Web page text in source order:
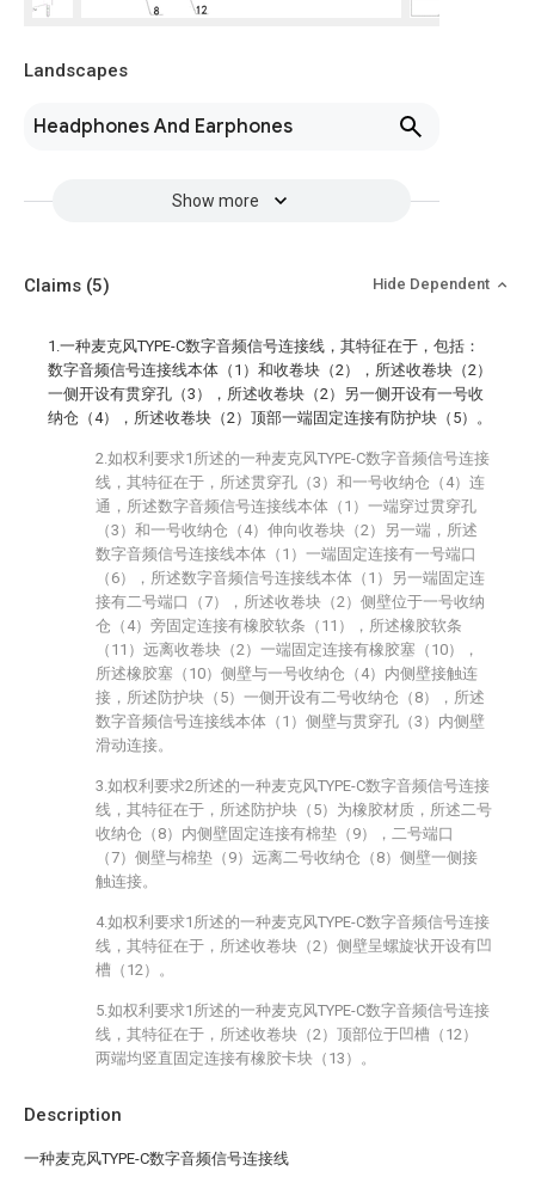
Landscapes
Headphones And Earphones
Show more
Description
一种麦克风TYPE-C数字音频信号连接线
Claims (5) Hide Dependent
1.一种麦克风TYPE-C数字音频信号连接线，其特征在于，包括：
数字音频信号连接线本体（1）和收卷块（2），所述收卷块（2）
一侧开设有贯穿孔（3），所述收卷块（2）另一侧开设有一号收
纳仓（4），所述收卷块（2）顶部一端固定连接有防护块（5）。
2.如权利要求1所述的一种麦克风TYPE-C数字音频信号连接
线，其特征在于，所述贯穿孔（3）和一号收纳仓（4）连
通，所述数字音频信号连接线本体（1）一端穿过贯穿孔
（3）和一号收纳仓（4）伸向收卷块（2）另一端，所述
数字音频信号连接线本体（1）一端固定连接有一号端口
（6），所述数字音频信号连接线本体（1）另一端固定连
接有二号端口（7），所述收卷块（2）侧壁位于一号收纳
仓（4）旁固定连接有橡胶软条（11），所述橡胶软条
（11）远离收卷块（2）一端固定连接有橡胶塞（10），
所述橡胶塞（10）侧壁与一号收纳仓（4）内侧壁接触连
接，所述防护块（5）一侧开设有二号收纳仓（8），所述
数字音频信号连接线本体（1）侧壁与贯穿孔（3）内侧壁
滑动连接。
3.如权利要求2所述的一种麦克风TYPE-C数字音频信号连接
线，其特征在于，所述防护块（5）为橡胶材质，所述二号
收纳仓（8）内侧壁固定连接有棉垫（9），二号端口
（7）侧壁与棉垫（9）远离二号收纳仓（8）侧壁一侧接
触连接。
4.如权利要求1所述的一种麦克风TYPE-C数字音频信号连接
线，其特征在于，所述收卷块（2）侧壁呈螺旋状开设有凹
槽（12）。
5.如权利要求1所述的一种麦克风TYPE-C数字音频信号连接
线，其特征在于，所述收卷块（2）顶部位于凹槽（12）
两端均竖直固定连接有橡胶卡块（13）。